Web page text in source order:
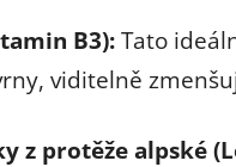
B3): Tato
viditelně
z protěže alpské